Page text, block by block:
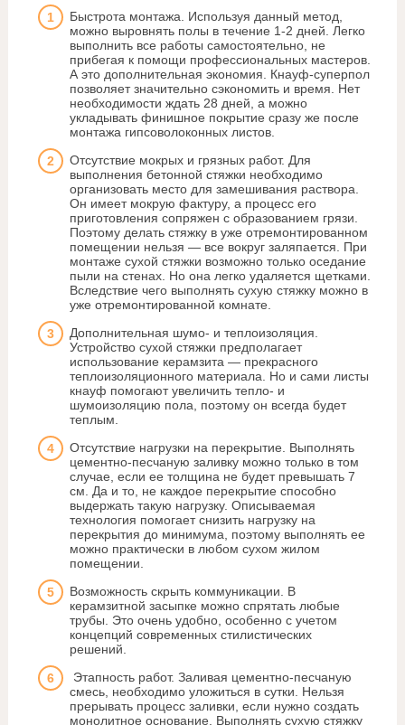
Быстрота монтажа. Используя данный метод,
можно выровнять полы в течение 1-2 дней. Легко
выполнить все работы самостоятельно, не
прибегая к помощи профессиональных мастеров.
А это дополнительная экономия. Кнауф-суперпол
позволяет значительно сэкономить и время. Нет
необходимости ждать 28 дней, а можно
укладывать финишное покрытие сразу же после
монтажа гипсоволоконных листов.
Отсутствие мокрых и грязных работ. Для
выполнения бетонной стяжки необходимо
организовать место для замешивания раствора.
Он имеет мокрую фактуру, а процесс его
приготовления сопряжен с образованием грязи.
Поэтому делать стяжку в уже отремонтированном
помещении нельзя — все вокруг заляпается. При
монтаже сухой стяжки возможно только оседание
пыли на стенах. Но она легко удаляется щетками.
Вследствие чего выполнять сухую стяжку можно в
уже отремонтированной комнате.
Дополнительная шумо- и теплоизоляция.
Устройство сухой стяжки предполагает
использование керамзита — прекрасного
теплоизоляционного материала. Но и сами листы
кнауф помогают увеличить тепло- и
шумоизоляцию пола, поэтому он всегда будет
теплым.
Отсутствие нагрузки на перекрытие. Выполнять
цементно-песчаную заливку можно только в том
случае, если ее толщина не будет превышать 7
см. Да и то, не каждое перекрытие способно
выдержать такую нагрузку. Описываемая
технология помогает снизить нагрузку на
перекрытия до минимума, поэтому выполнять ее
можно практически в любом сухом жилом
помещении.
Возможность скрыть коммуникации. В
керамзитной засыпке можно спрятать любые
трубы. Это очень удобно, особенно с учетом
концепций современных стилистических
решений.
Этапность работ. Заливая цементно-песчаную
смесь, необходимо уложиться в сутки. Нельзя
прерывать процесс заливки, если нужно создать
монолитное основание. Выполнять сухую стяжку